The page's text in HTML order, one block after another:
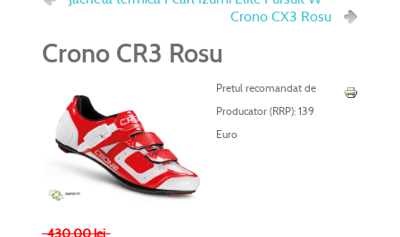
Crono CX3 Rosu
Crono CR3 Rosu
Pretul recomandat de
Producator (RRP): 139
Euro